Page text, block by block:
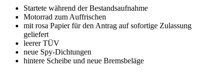
Startete während der Bestandsaufnahme
Motorrad zum Auffrischen
mit rosa Papier für den Antrag auf sofortige Zulassung
geliefert
leerer TÜV
neue Spy-Dichtungen
hintere Scheibe und neue Bremsbeläge